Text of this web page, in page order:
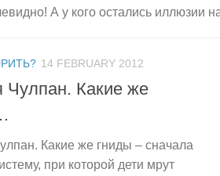
А у кого остались иллюзии на
14 FEBRUARY 2012
Чулпан. Какие же
Какие же гниды – сначала
при которой дети мрут